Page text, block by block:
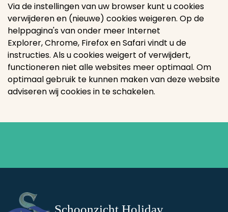
Via de instellingen van uw browser kunt u cookies
verwijderen en (nieuwe) cookies weigeren. Op de
helppagina's van onder meer Internet
Explorer, Chrome, Firefox en Safari vindt u de
instructies. Als u cookies weigert of verwijdert,
functioneren niet alle websites meer optimaal. Om
optimaal gebruik te kunnen maken van deze website
adviseren wij cookies in te schakelen.